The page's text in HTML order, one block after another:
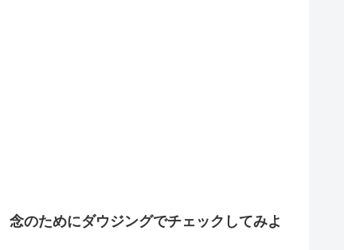
念のためにダウジングでチェックしてみよ